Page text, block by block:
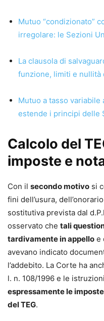
Mutuo “condizionato”
irregolare: le Sezioni
La clausola di
funzione, limiti e
Mutuo a tasso variabile
estende i principi delle
Calcolo del
imposte e
Con il secondo motivo si
fini dell’usura,
sostitutiva prevista dal
osservato che tali
tardivamente in appello e
avevano indicato
l’addebito. La Corte ha
l. n. 108/1996 e le
espressamente le
del TEG.